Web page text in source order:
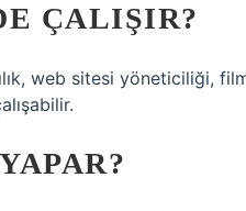
ÇALIŞIR?
web sitesi yöneticiliği,